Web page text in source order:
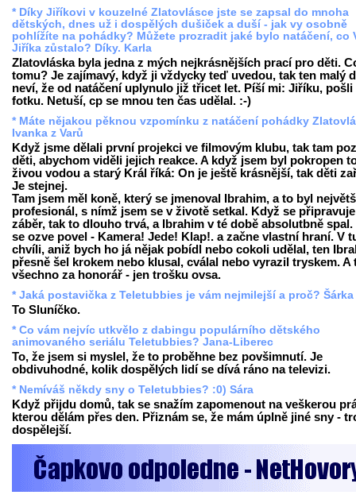
* Díky Jiříkovi v kouzelné Zlatovlásce jste se zapsal do mnoha
dětských, dnes už i dospělých dušiček a duší - jak vy osobně
pohlížíte na pohádky? Můžete prozradit jaké bylo natáčení, co
Jiříka zůstalo? Díky. Karla
Zlatovláska byla jedna z mých nejkrásnějších prací pro děti.
tomu? Je zajímavý, když ji vždycky teď uvedou, tak ten malý
neví, že od natáčení uplynulo již třicet let. Píší mi: Jiříku, pošli
fotku. Netuší, cp se mnou ten čas udělal. :-)
* Máte nějakou pěknou vzpomínku z natáčení pohádky
Ivanka z Varů
Když jsme dělali první projekci ve filmovým klubu, tak tam
děti, abychom viděli jejich reakce. A když jsem byl pokropen
živou vodou a starý Král říká: On je ještě krásnější, tak děti
Je stejnej.
Tam jsem měl koně, který se jmenoval Ibrahim, a to byl
profesionál, s nímž jsem se v životě setkal. Když se připravuje
záběr, tak to dlouho trvá, a Ibrahim v té době absolutbně spal.
se ozve povel - Kamera! Jede! Klap!. a začne vlastní hraní. V
chvíli, aniž bych ho já nějak pobídl nebo cokoli udělal, ten
přesně šel krokem nebo klusal, cválal nebo vyrazil tryskem. A
všechno za honorář - jen trošku ovsa.
* Jaká postavička z Teletubbies je vám nejmilejší a proč? Šárka
To Sluníčko.
* Co vám nejvíc utkvělo z dabingu populárního dětského
animovaného seriálu Teletubbies? Jana-Liberec
To, že jsem si myslel, že to proběhne bez povšimnutí. Je
obdivuhodné, kolik dospělých lidí se dívá ráno na televizi.
* Nemíváš někdy sny o Teletubbies? :0) Sára
Když přijdu domů, tak se snažím zapomenout na veškerou
kterou dělám přes den. Přiznám se, že mám úplně jiné sny -
dospělejší.